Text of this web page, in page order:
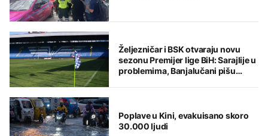
Željezničar i BSK otvaraju novu
sezonu Premijer lige BiH: Sarajlije u
problemima, Banjalučani pišu
Poplave u Kini, evakuisano skoro
30.000 ljudi